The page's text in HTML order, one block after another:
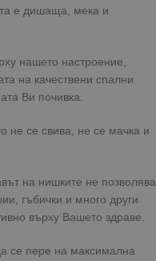
е дишаща, мека и
нашето настроение,
на качествени спални
Ви почивка.
не се свива, не се мачка и
на нишките не позволява
гъбички и много други
върху Вашето здраве.
се пере на максимална